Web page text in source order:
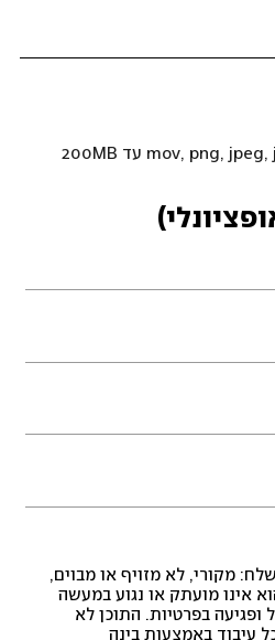
מקורי, לא מזויף או מבוים,
אינו מועתק או נגוע במעשה
ופגיעה בפרטיות. התוכן לא
עיבוד באמצעות בינה